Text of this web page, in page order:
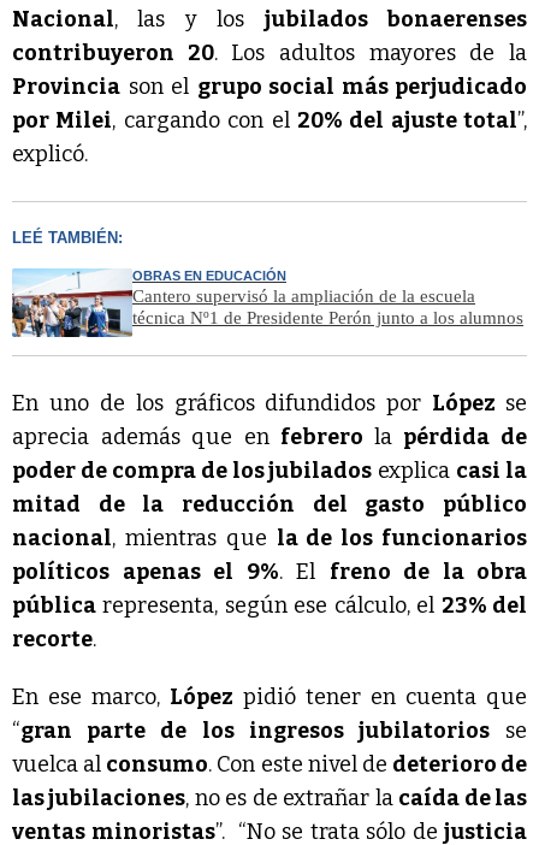
Nacional, las y los jubilados bonaerenses
contribuyeron 20. Los adultos mayores de la
Provincia son el grupo social más perjudicado
por Milei, cargando con el 20% del ajuste total”,
explicó.
LEÉ TAMBIÉN:
OBRAS EN EDUCACIÓN
Cantero supervisó la ampliación de la escuela
técnica Nº1 de Presidente Perón junto a los alumnos
En uno de los gráficos difundidos por López se
aprecia además que en febrero la pérdida de
poder de compra de los jubilados explica casi la
mitad de la reducción del gasto público
nacional, mientras que la de los funcionarios
políticos apenas el 9%. El freno de la obra
pública representa, según ese cálculo, el 23% del
recorte.
En ese marco, López pidió tener en cuenta que
“gran parte de los ingresos jubilatoriosse
vuelca al consumo. Con este nivel de deterioro de
las jubilaciones, no es de extrañar la caída de las
ventas minoristas”. “No se trata sólo de justicia